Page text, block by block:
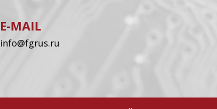
E-MAIL
info@fgrus.ru